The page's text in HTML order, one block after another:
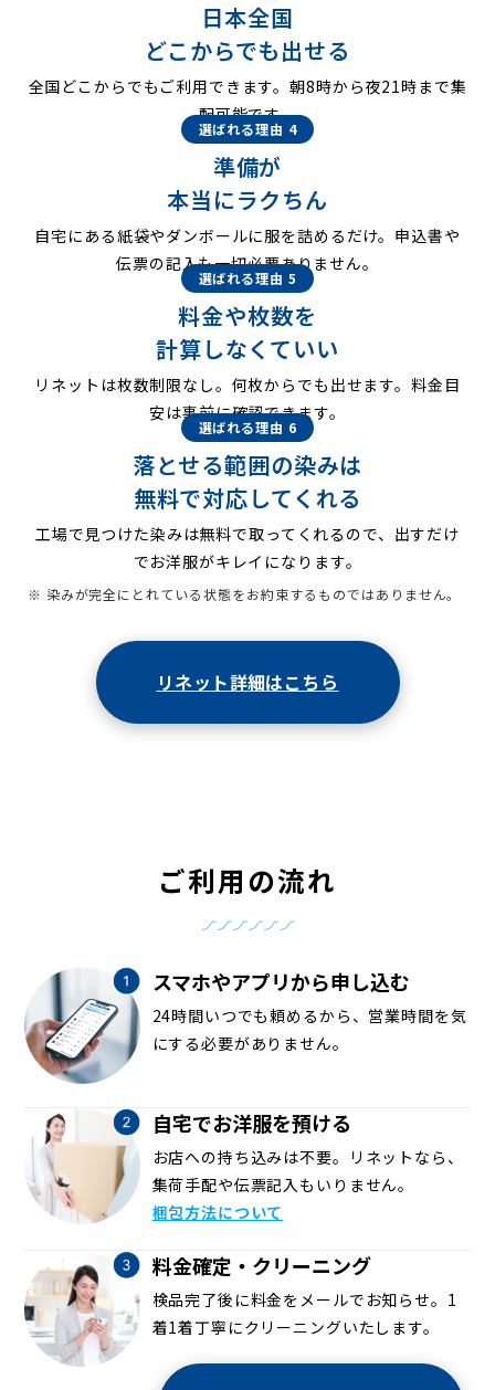
日本全国
どこからでも出せる
全国どこからでもご利用できます。朝8時から夜21時まで集
配可能です。
選ばれる理由 4
準備が
本当にラクちん
自宅にある紙袋やダンボールに服を詰めるだけ。申込書や
伝票の記入も一切必要ありません。
選ばれる理由 5
料金や枚数を
計算しなくていい
リネットは枚数制限なし。何枚からでも出せます。料金目
安は事前に確認できます。
選ばれる理由 6
落とせる範囲の染みは
無料で対応してくれる
工場で見つけた染みは無料で取ってくれるので、出すだけ
でお洋服がキレイになります。
※ 染みが完全にとれている状態をお約束するものではありません。
リネット詳細はこちら
ご利用の流れ
スマホやアプリから申し込む
24時間いつでも頼めるから、営業時間を気
にする必要がありません。
自宅でお洋服を預ける
お店への持ち込みは不要。リネットなら、
集荷手配や伝票記入もいりません。
梱包方法について
料金確定・クリーニング
検品完了後に料金をメールでお知らせ。1
着1着丁寧にクリーニングいたします。